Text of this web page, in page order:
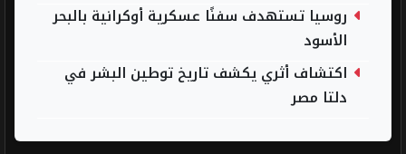
روسيا تستهدف سفنًا عسكرية أوكرانية بالبحر
الأسود
اكتشاف أثري يكشف تاريخ توطين البشر في
دلتا مصر